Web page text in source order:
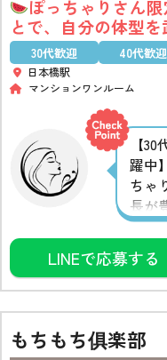
ぽっちゃりさん
とで、自分の体型
30代歓迎 40代歓迎
日本橋駅
マンションワンルーム
【
躍中
ちゃ
長が
る場
寄せ
かし
ころ
LINEで応募する
もちもち俱楽部